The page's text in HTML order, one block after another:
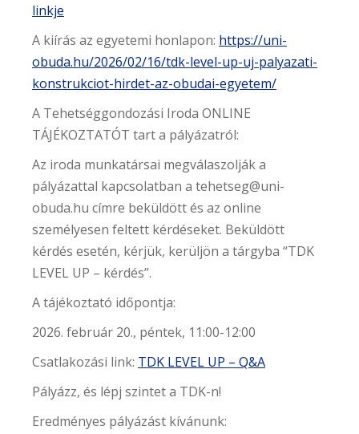
linkje
A kiírás az egyetemi honlapon: https://uni-
obuda.hu/2026/02/16/tdk-level-up-uj-palyazati-
konstrukciot-hirdet-az-obudai-egyetem/
A Tehetséggondozási Iroda ONLINE
TÁJÉKOZTATÓT tart a pályázatról:
Az iroda munkatársai megválaszolják a
pályázattal kapcsolatban a tehetseg@uni-
obuda.hu címre beküldött és az online
személyesen feltett kérdéseket. Beküldött
kérdés esetén, kérjük, kerüljön a tárgyba “TDK
LEVEL UP – kérdés”.
A tájékoztató időpontja:
2026. február 20., péntek, 11:00-12:00
Csatlakozási link: TDK LEVEL UP – Q&A
Pályázz, és lépj szintet a TDK-n!
Eredményes pályázást kívánunk: